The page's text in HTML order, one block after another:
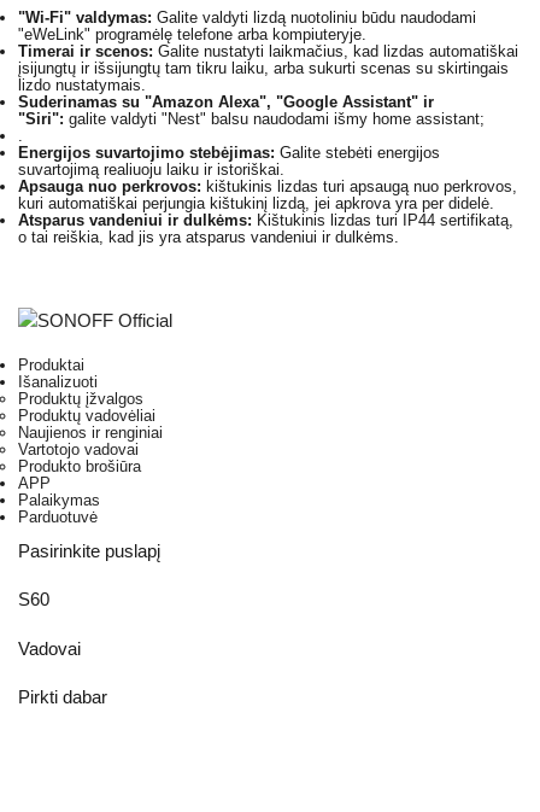
"Wi-Fi" valdymas: Galite valdyti lizdą nuotoliniu būdu naudodami
"eWeLink" programėlę telefone arba kompiuteryje.
Timerai ir scenos: Galite nustatyti laikmačius, kad lizdas automatiškai
įsijungtų ir išsijungtų tam tikru laiku, arba sukurti scenas su skirtingais
lizdo nustatymais.
Suderinamas su "Amazon Alexa", "Google Assistant" ir
"Siri": galite valdyti "Nest" balsu naudodami išmy home assistant;
Energijos suvartojimo stebėjimas: Galite stebėti energijos
suvartojimą realiuoju laiku ir istoriškai.
Apsauga nuo perkrovos: kištukinis lizdas turi apsaugą nuo perkrovos,
kuri automatiškai perjungia kištukinį lizdą, jei apkrova yra per didelė.
Atsparus vandeniui ir dulkėms: Kištukinis lizdas turi IP44 sertifikatą,
o tai reiškia, kad jis yra atsparus vandeniui ir dulkėms.
Produktai
Išanalizuoti
Produktų įžvalgos
Produktų vadovėliai
Naujienos ir renginiai
Vartotojo vadovai
Produkto brošiūra
APP
Palaikymas
Parduotuvė
Pasirinkite puslapį
S60
Vadovai
Pirkti dabar